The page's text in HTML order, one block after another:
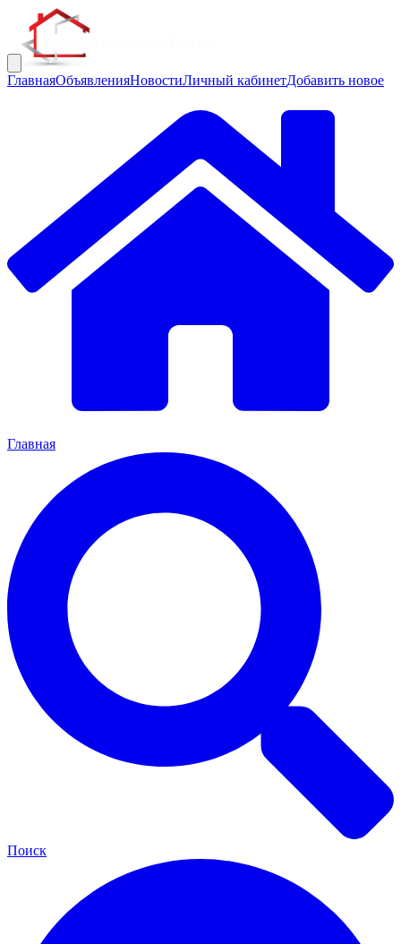
ГлавнаяОбъявленияНовостиЛичный кабинетДобавить новое
Главная
Поиск